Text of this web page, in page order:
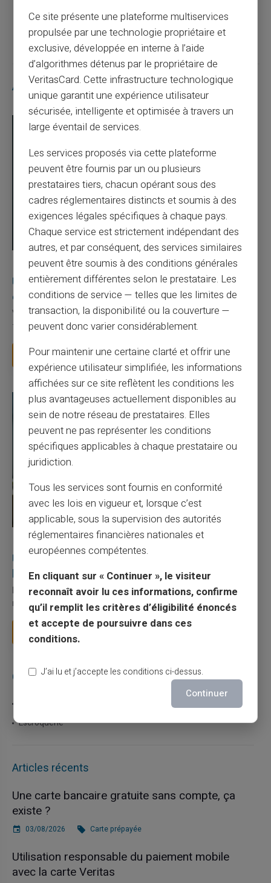
Article suivant
Articles similaires
03/08/2026 Veritas Carte prépayée
Une carte bancaire gratuite sans compte, ça
existe ?
Vous avez tapé cette recherche parce que votre banque vous
facture 50 € par an pour une carte que vo...
Lire la suite
27/07/2026 Veritas Carte prépayée
Utilisation responsable du paiement mobile avec
la carte Veritas
Le paiement mobile s'est imposé dans les habitudes quotidiennes,
mais il appelle des réflexes pour é...
Lire la suite
Catégories
Escroquerie
Articles récents
Une carte bancaire gratuite sans compte, ça
existe ?
03/08/2026 Carte prépayée
Utilisation responsable du paiement mobile
avec la carte Veritas
Ce site présente une plateforme multiservices
propulsée par une technologie propriétaire et
exclusive, développée en interne à l’aide
d’algorithmes détenus par le propriétaire de
VeritasCard. Cette infrastructure technologique
unique garantit une expérience utilisateur
sécurisée, intelligente et optimisée à travers un
large éventail de services.
Les services proposés via cette plateforme
peuvent être fournis par un ou plusieurs
prestataires tiers, chacun opérant sous des
cadres réglementaires distincts et soumis à des
exigences légales spécifiques à chaque pays.
Chaque service est strictement indépendant des
autres, et par conséquent, des services similaires
peuvent être soumis à des conditions générales
entièrement différentes selon le prestataire. Les
conditions de service — telles que les limites de
transaction, la disponibilité ou la couverture —
peuvent donc varier considérablement.
Pour maintenir une certaine clarté et offrir une
expérience utilisateur simplifiée, les informations
affichées sur ce site reflètent les conditions les
plus avantageuses actuellement disponibles au
sein de notre réseau de prestataires. Elles
peuvent ne pas représenter les conditions
spécifiques applicables à chaque prestataire ou
juridiction.
Tous les services sont fournis en conformité
avec les lois en vigueur et, lorsque c’est
applicable, sous la supervision des autorités
réglementaires financières nationales et
européennes compétentes.
En cliquant sur « Continuer », le visiteur
reconnaît avoir lu ces informations, confirme
qu’il remplit les critères d’éligibilité énoncés
et accepte de poursuivre dans ces
conditions.
J’ai lu et j’accepte les conditions ci-dessus.
Continuer